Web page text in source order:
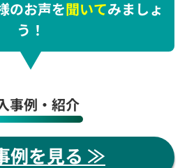
のお声を 聞いてみましょ
う！
事例・紹介
例を見る ≫